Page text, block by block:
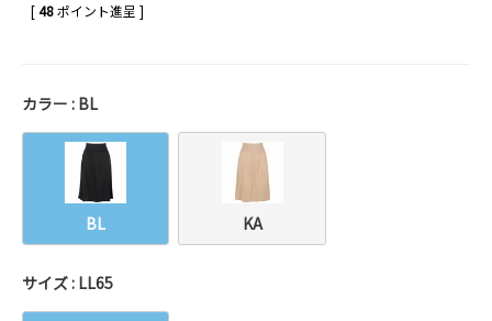
[48ポイント進呈 ]
カラー BL
BL KA
サイズ LL65